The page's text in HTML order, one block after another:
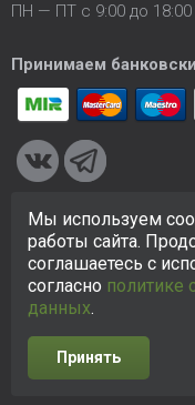
ПН — ПТ с 9:00 до 18:00
Принимаем
© 2005-2026 ООО
исключительно в
на сайте не является
отношении
Разработка сайта
Мы используем
работы сайта.
соглашаетесь с
согласно политике
данных.
Принять